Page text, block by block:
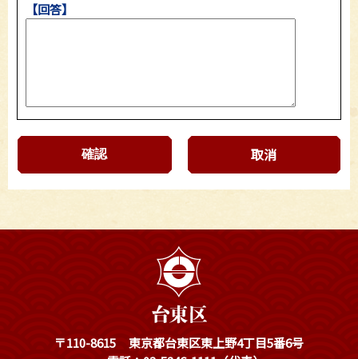
【回答】
取消
〒110-8615
東京都台東区東上野4丁目5番6号